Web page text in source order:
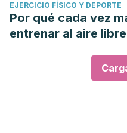
EJERCICIO FÍSICO Y DEPORTE
Por qué cada vez
entrenar al aire